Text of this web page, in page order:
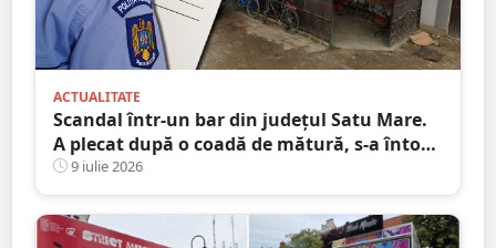
ACTUALITATE
Scandal într-un bar din județul Satu Mare.
A plecat după o coadă de mătură, s-a întors
și și-a lovit victima în cap
9 iulie 2026